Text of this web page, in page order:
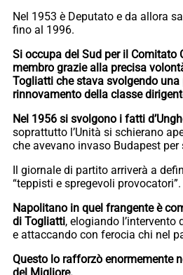
Nel 1953 è Deputato e da allora
fino al 1996.
Si occupa del Sud per il Comitato
membro grazie alla precisa
Togliatti che stava svolgendo
rinnovamento della classe
Nel 1956 si svolgono i fatti
soprattutto l’Unità si schierano
che avevano invaso Budapest per
Il giornale di partito arriverà a
“teppisti e spregevoli provocatori”.
Napolitano in quel frangente è
di Togliatti, elogiando l’intervento
e attaccando con ferocia chi nel
Questo lo rafforzò enormemente